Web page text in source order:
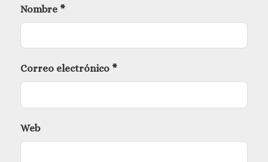
Nombre *
Correo electrónico *
Web